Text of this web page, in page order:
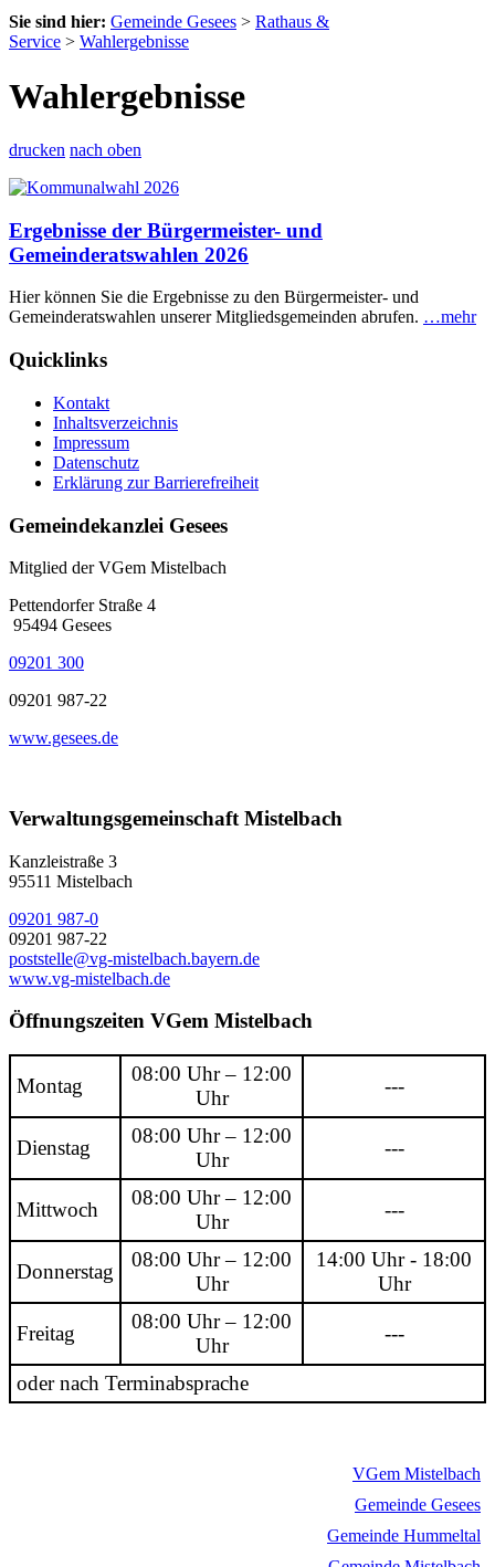
Sie sind hier: Gemeinde Gesees > Rathaus &
Service > Wahlergebnisse
Wahlergebnisse
drucken nach oben
Ergebnisse der Bürgermeister- und
Gemeinderatswahlen 2026
Hier können Sie die Ergebnisse zu den Bürgermeister- und
Gemeinderatswahlen unserer Mitgliedsgemeinden abrufen. …mehr
Quicklinks
Kontakt
Inhaltsverzeichnis
Impressum
Datenschutz
Erklärung zur Barrierefreiheit
Gemeindekanzlei Gesees
Mitglied der VGem Mistelbach
Pettendorfer Straße 4
95494 Gesees
09201 300
09201 987-22
www.gesees.de
Verwaltungsgemeinschaft Mistelbach
Kanzleistraße 3
95511 Mistelbach
09201 987-0
09201 987-22
poststelle@vg-mistelbach.bayern.de
www.vg-mistelbach.de
Öffnungszeiten VGem Mistelbach
Montag
08:00 Uhr – 12:00
Uhr
---
Dienstag
08:00 Uhr – 12:00
Uhr
---
Mittwoch
08:00 Uhr – 12:00
Uhr
---
Donnerstag
08:00 Uhr – 12:00
Uhr
14:00 Uhr - 18:00
Uhr
Freitag
08:00 Uhr – 12:00
Uhr
---
oder nach Terminabsprache
VGem Mistelbach
Gemeinde Gesees
Gemeinde Hummeltal